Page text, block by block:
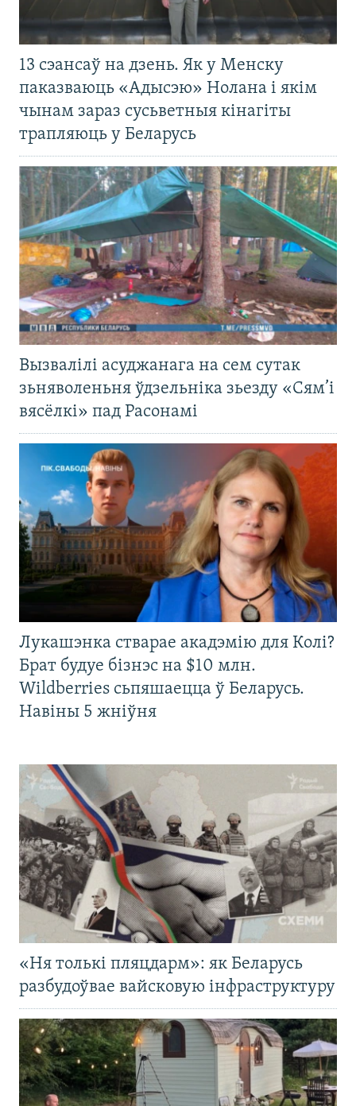
13 сэансаў на дзень. Як у Менску
паказваюць «Адысэю» Нолана і якім
чынам зараз сусьветныя кінагіты
трапляюць у Беларусь
Вызвалілі асуджанага на сем сутак
зьняволеньня ўдзельніка зьезду «Сям’і
вясёлкі» пад Расонамі
Лукашэнка стварае акадэмію для Колі?
Брат будуе бізнэс на $10 млн.
Wildberries сьпяшаецца ў Беларусь.
Навіны 5 жніўня
«Ня толькі пляцдарм»: як Беларусь
разбудоўвае вайсковую інфраструктуру